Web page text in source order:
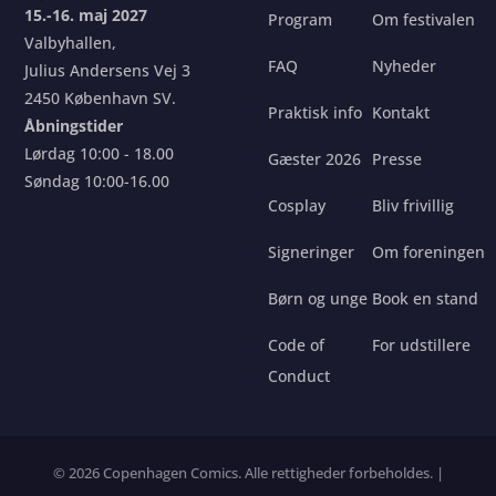
15.-16. maj 2027
Valbyhallen,
Julius Andersens Vej 3
2450 København SV.
Åbningstider
Lørdag 10:00 - 18.00
Søndag 10:00-16.00
Program
FAQ
Praktisk info
Gæster 2026
Cosplay
Signeringer
Børn og unge
Code of
Conduct
Om festivalen
Nyheder
Kontakt
Presse
Bliv frivillig
Om foreningen
Book en stand
For udstillere
© 2026 Copenhagen Comics. Alle rettigheder forbeholdes. |